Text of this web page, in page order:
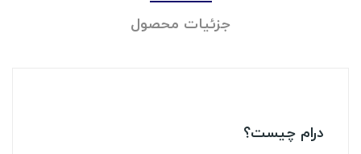
جزئیات محصول
درام چیست؟